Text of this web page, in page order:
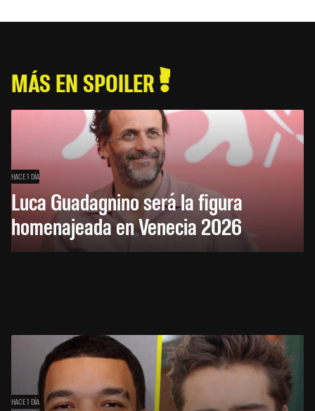
MÁS EN SPOILER
HACE 1 DÍA
Luca Guadagnino será la figura
homenajeada en Venecia 2026
HACE 1 DÍA